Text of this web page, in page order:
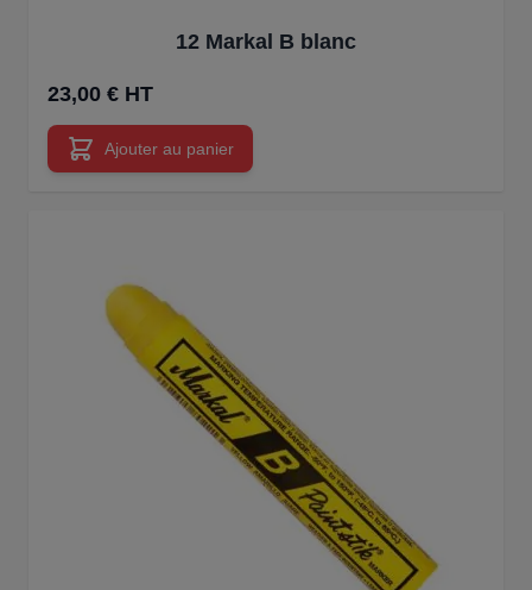
12 Markal B blanc
23,00 € HT
Ajouter au panier